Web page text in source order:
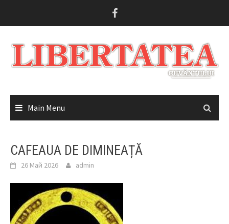
Main Menu
CAFEAUA DE DIMINEAȚĂ
26 Май 2026 admin